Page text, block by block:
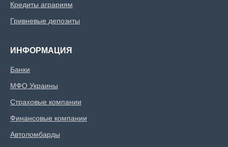
Кредиты аграриям
Гривневые депозиты
ИНФОРМАЦИЯ
Банки
МФО Украины
Страховые компании
Финансовые компании
Автоломбарды